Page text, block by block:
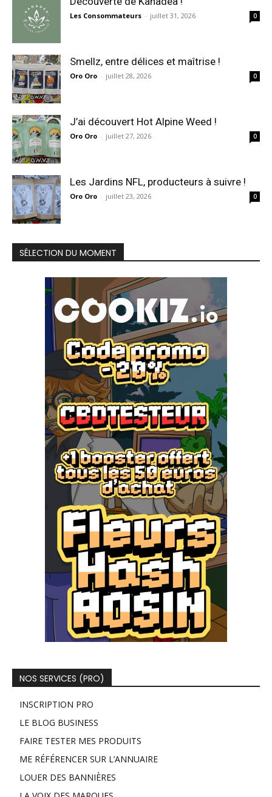
Les Consommateurs - juillet 31, 2026 0
Smellz, entre délices et maîtrise !
Oro Oro - juillet 28, 2026 0
J’ai découvert Hot Alpine Weed !
Oro Oro - juillet 27, 2026 0
Les Jardins NFL, producteurs à suivre !
Oro Oro - juillet 23, 2026 0
SÉLECTION DU MOMENT
NOS SERVICES (PRO)
INSCRIPTION PRO
LE BLOG BUSINESS
FAIRE TESTER MES PRODUITS
ME RÉFÉRENCER SUR L’ANNUAIRE
LOUER DES BANNIÈRES